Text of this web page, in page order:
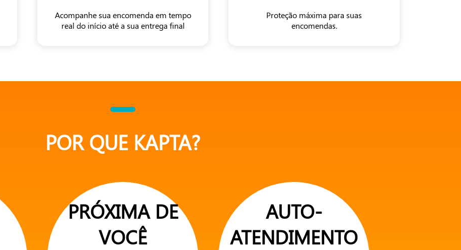
Acompanhe sua encomenda em tempo
real do início até a sua entrega final
Proteção máxima para suas
encomendas.
POR QUE KAPTA?
PRÓXIMA DE
VOCÊ
AUTO-
ATENDIMENTO